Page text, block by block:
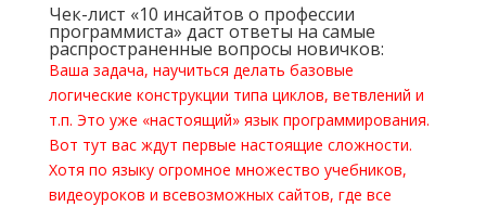
Чек-лист «10 инсайтов о профессии
программиста» даст ответы на самые
распространенные вопросы новичков:
Ваша задача, научиться делать базовые
логические конструкции типа циклов, ветвлений и
т.п. Это уже «настоящий» язык программирования.
Вот тут вас ждут первые настоящие сложности.
Хотя по языку огромное множество учебников,
видеоуроков и всевозможных сайтов, где все